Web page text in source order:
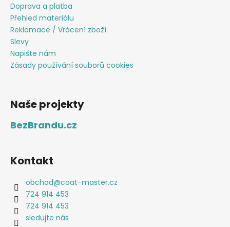
Doprava a platba
Přehled materiálu
Reklamace / Vrácení zboží
Slevy
Napište nám
Zásady používání souborů cookies
Naše projekty
BezBrandu.cz
Kontakt
obchod@coat-master.cz
724 914 453
724 914 453
sledujte nás